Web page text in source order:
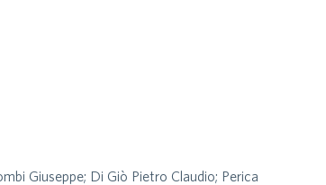
Giuseppe; Di Giò Pietro Claudio; Perica